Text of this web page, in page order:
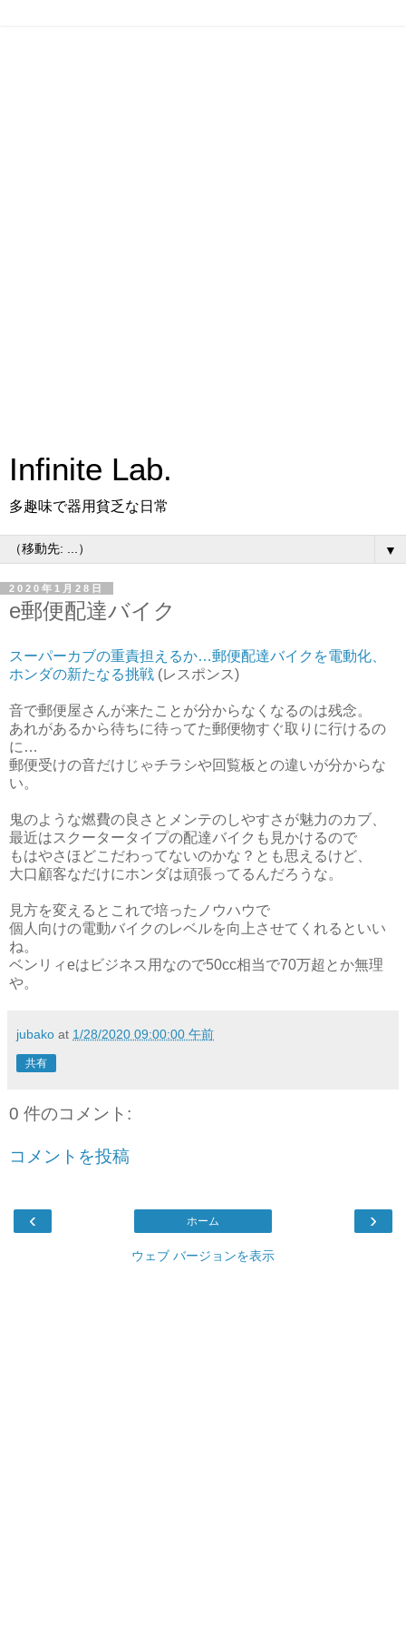
Infinite Lab.
多趣味で器用貧乏な日常
▼
2020年1月28日
e郵便配達バイク
スーパーカブの重責担えるか…郵便配達バイクを電動化、
ホンダの新たなる挑戦 (レスポンス)
音で郵便屋さんが来たことが分からなくなるのは残念。
あれがあるから待ちに待ってた郵便物すぐ取りに行けるの
に…
郵便受けの音だけじゃチラシや回覧板との違いが分からな
い。
鬼のような燃費の良さとメンテのしやすさが魅力のカブ、
最近はスクータータイプの配達バイクも見かけるので
もはやさほどこだわってないのかな？とも思えるけど、
大口顧客なだけにホンダは頑張ってるんだろうな。
見方を変えるとこれで培ったノウハウで
個人向けの電動バイクのレベルを向上させてくれるといい
ね。
ベンリィeはビジネス用なので50cc相当で70万超とか無理
や。
jubako at 1/28/2020 09:00:00 午前
共有
0 件のコメント:
コメントを投稿
‹ ›
ホーム
ウェブ バージョンを表示